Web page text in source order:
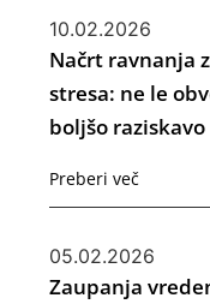
10.02.2026
Načrt ravnanja
stresa: ne le
boljšo raziskavo
Preberi več
05.02.2026
Zaupanja